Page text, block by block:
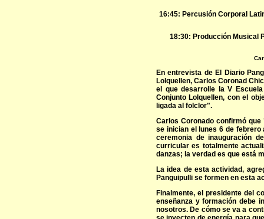
16:45: Percusión Corporal
18:30: Producción Musical
En entrevista de El Diario
Lolquellen, Carlos Coronad
el que desarrolle la V
Conjunto Lolquellen, con el
ligada al folclor".
Carlos Coronado confirmó
se inician el lunes 6 de
ceremonia de inauguración
curricular es totalmente
danzas; la verdad es que está
La idea de esta actividad,
Panguipulli se formen en esta
Finalmente, el presidente del
enseñanza y formación debe
nosotros. De cómo se va a